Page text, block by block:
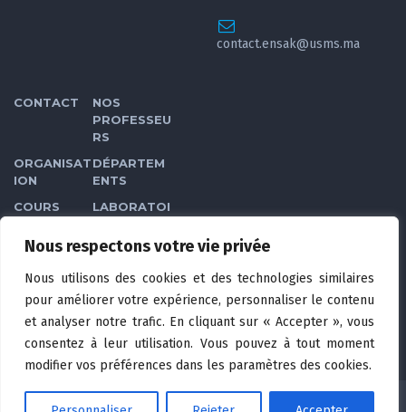
Nous respectons votre vie privée
Nous utilisons des cookies et des technologies similaires
pour améliorer votre expérience, personnaliser le contenu
et analyser notre trafic. En cliquant sur « Accepter », vous
consentez à leur utilisation. Vous pouvez à tout moment
modifier vos préférences dans les paramètres des cookies.
contact.ensak@usms.ma
CONTACT
NOS
PROFESSEU
RS
ORGANISAT
ION
DÉPARTEM
ENTS
COURS
LABORATOI
GALERIE
CLUBS DES
CONDITION
GÉNÉRALES
D’UTILISATI
ON